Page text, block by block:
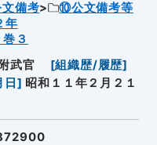
備考
⑩公文備考等
年
３
武官 [組織歴/履歴]
] 昭和１１年２月２１